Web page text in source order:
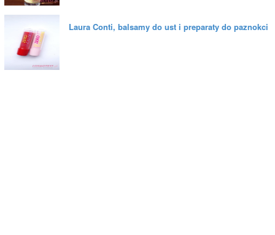
Laura Conti, balsamy do ust i preparaty do paznokci